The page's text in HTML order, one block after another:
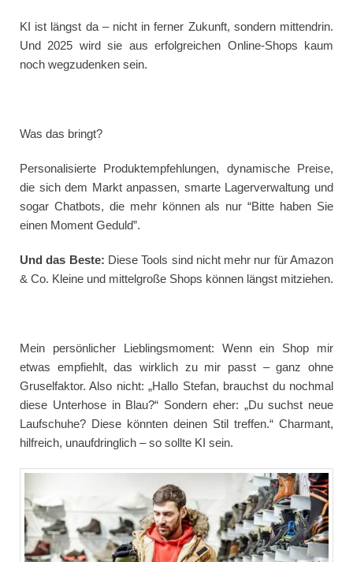
KI ist längst da – nicht in ferner Zukunft, sondern mittendrin.
Und 2025 wird sie aus erfolgreichen Online-Shops kaum
noch wegzudenken sein.
Was das bringt?
Personalisierte Produktempfehlungen, dynamische Preise,
die sich dem Markt anpassen, smarte Lagerverwaltung und
sogar Chatbots, die mehr können als nur “Bitte haben Sie
einen Moment Geduld”.
Und das Beste: Diese Tools sind nicht mehr nur für Amazon
& Co. Kleine und mittelgroße Shops können längst mitziehen.
Mein persönlicher Lieblingsmoment: Wenn ein Shop mir
etwas empfiehlt, das wirklich zu mir passt – ganz ohne
Gruselfaktor. Also nicht: „Hallo Stefan, brauchst du nochmal
diese Unterhose in Blau?“ Sondern eher: „Du suchst neue
Laufschuhe? Diese könnten deinen Stil treffen.“ Charmant,
hilfreich, unaufdringlich – so sollte KI sein.